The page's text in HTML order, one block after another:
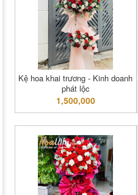
Kệ hoa khai trương - Kinh doanh
phát lộc
1,500,000